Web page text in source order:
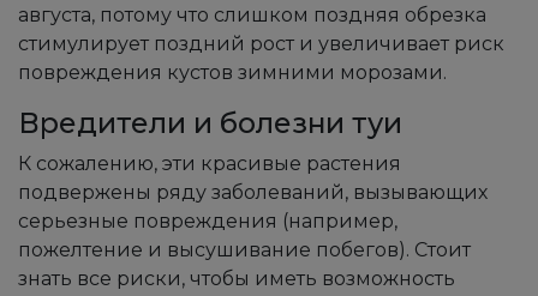
августа, потому что слишком поздняя обрезка
стимулирует поздний рост и увеличивает риск
повреждения кустов зимними морозами.
Вредители и болезни туи
К сожалению, эти красивые растения
подвержены ряду заболеваний, вызывающих
серьезные повреждения (например,
пожелтение и высушивание побегов). Стоит
знать все риски, чтобы иметь возможность